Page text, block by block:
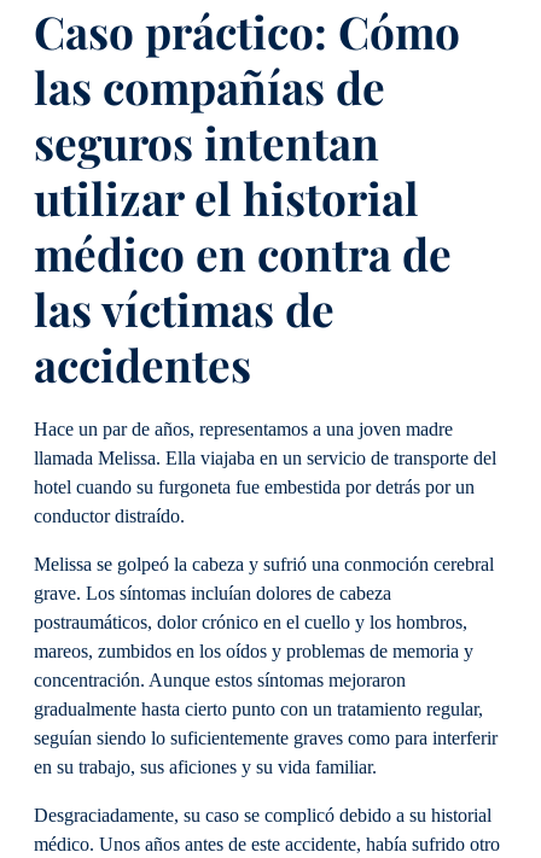
Caso práctico: Cómo
las compañías de
seguros intentan
utilizar el historial
médico en contra de
las víctimas de
accidentes
Hace un par de años, representamos a una joven madre
llamada Melissa. Ella viajaba en un servicio de transporte del
hotel cuando su furgoneta fue embestida por detrás por un
conductor distraído.
Melissa se golpeó la cabeza y sufrió una conmoción cerebral
grave. Los síntomas incluían dolores de cabeza
postraumáticos, dolor crónico en el cuello y los hombros,
mareos, zumbidos en los oídos y problemas de memoria y
concentración. Aunque estos síntomas mejoraron
gradualmente hasta cierto punto con un tratamiento regular,
seguían siendo lo suficientemente graves como para interferir
en su trabajo, sus aficiones y su vida familiar.
Desgraciadamente, su caso se complicó debido a su historial
médico. Unos años antes de este accidente, había sufrido otro